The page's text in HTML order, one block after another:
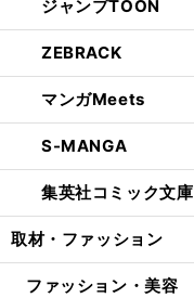
ジャンプTOON
ZEBRACK
マンガMeets
S-MANGA
集英社コミック文庫
取材・ファッション
ファッション・美容